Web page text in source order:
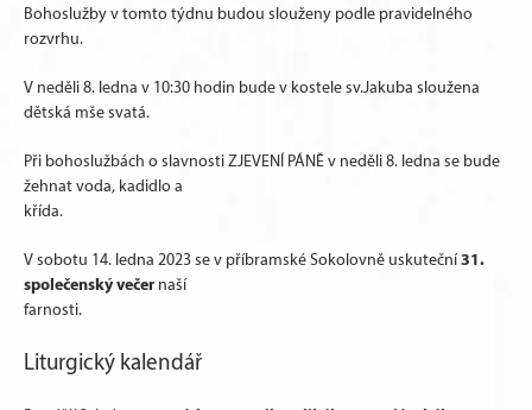
Bohoslužby v tomto týdnu budou slouženy podle pravidelného
rozvrhu.
V neděli 8. ledna v 10:30 hodin bude v kostele sv.Jakuba sloužena
dětská mše svatá.
Při bohoslužbách o slavnosti ZJEVENÍ PÁNĚ v neděli 8. ledna se bude
žehnat voda, kadidlo a
křída.
V sobotu 14. ledna 2023 se v příbramské Sokolovně uskuteční31.
společenský večer naší
farnosti.
Liturgický kalendář